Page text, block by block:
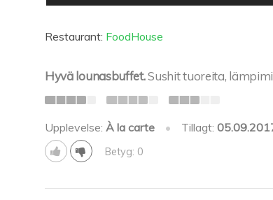
Restaurant: FoodHouse
Hyvä lounasbuffet.Sushit tuoreita,
Upplevelse: À la carte • Tillagt:
Betyg: 0